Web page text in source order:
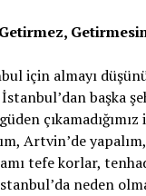
için almayı
başka
Artvin’de
tefe korlar,
neden